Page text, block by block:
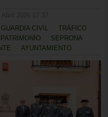
GUARDIA CIVIL
TRÁFICO
PATRIMONIO
SEPRONA
AYUNTAMIENTO